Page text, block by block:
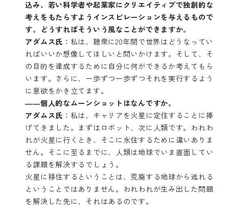
込み、若い科学者や起業家にクリエイティブで独創的な
考えをもたらすようインスピレーションを与えるもので
す。どうすればそういう風なことができますか。
アダムス氏 ：私は、聴衆に20年間で世界はどうなってい
ればいいか想像してほしいと問いかけます。そして、そ
の目的を達成するために自分に何ができるか考えてもら
います。さらに、一歩ずつ一歩ずつそれを実行するよう
に意欲をかき立てます。
――個人的なムーンショットはなんですか。
アダムス氏 ：私は、キャリアを火星に定住することに捧
げてきました。まずはロボット、次に人類です。われわ
れが火星に行くとき、そこに永住するために違いありま
せん。そこに至るまでに、人類は地球でいま直面してい
る課題を解決するでしょう。
火星に移住するということは、荒廃する地球から逃れる
ということではありません。われわれが生み出した問題
を解決した先に、それはあるのです。